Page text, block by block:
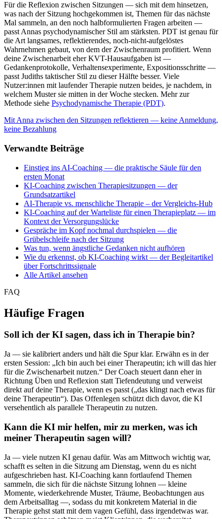
Für die Reflexion zwischen Sitzungen — sich mit dem hinsetzen,
was nach der Sitzung hochgekommen ist, Themen für das nächste
Mal sammeln, an den noch halbformulierten Fragen arbeiten —
passt Annas psychodynamischer Stil am stärksten. PDT ist genau für
die Art langsames, reflektierendes, noch-nicht-aufgelöstes
Wahrnehmen gebaut, von dem der Zwischenraum profitiert. Wenn
deine Zwischenarbeit eher KVT-Hausaufgaben ist —
Gedankenprotokolle, Verhaltensexperimente, Expositionsschritte —
passt Judiths taktischer Stil zu dieser Hälfte besser. Viele
Nutzer:innen mit laufender Therapie nutzen beides, je nachdem, in
welchem Muster sie mitten in der Woche stecken. Mehr zur
Methode siehe Psychodynamische Therapie (PDT).
Mit Anna zwischen den Sitzungen reflektieren — keine Anmeldung,
keine Bezahlung
Verwandte Beiträge
Einstieg ins AI-Coaching — die praktische Säule für den
ersten Monat
KI-Coaching zwischen Therapiesitzungen — der
Grundsatzartikel
AI-Therapie vs. menschliche Therapie – der Vergleichs-Hub
KI-Coaching auf der Warteliste für einen Therapieplatz — im
Kontext der Versorgungslücke
Gespräche im Kopf nochmal durchspielen — die
Grübelschleife nach der Sitzung
Was tun, wenn ängstliche Gedanken nicht aufhören
Wie du erkennst, ob KI-Coaching wirkt — der Begleitartikel
über Fortschrittssignale
Alle Artikel ansehen
FAQ
Häufige Fragen
Soll ich der KI sagen, dass ich in Therapie bin?
Ja — sie kalibriert anders und hält die Spur klar. Erwähn es in der
ersten Session: „Ich bin auch bei einer Therapeutin; ich will das hier
für die Zwischenarbeit nutzen.“ Der Coach steuert dann eher in
Richtung Üben und Reflexion statt Tiefendeutung und verweist
direkt auf deine Therapie, wenn es passt („das klingt nach etwas für
deine Therapeutin“). Das Offenlegen schützt dich davor, die KI
versehentlich als parallele Therapeutin zu nutzen.
Kann die KI mir helfen, mir zu merken, was ich
meiner Therapeutin sagen will?
Ja — viele nutzen KI genau dafür. Was am Mittwoch wichtig war,
schafft es selten in die Sitzung am Dienstag, wenn du es nicht
aufgeschrieben hast. KI-Coaching kann fortlaufend Themen
sammeln, die sich für die nächste Sitzung lohnen — kleine
Momente, wiederkehrende Muster, Träume, Beobachtungen aus
dem Arbeitsalltag —, sodass du mit konkretem Material in die
Therapie gehst statt mit dem vagen Gefühl, dass irgendetwas war.